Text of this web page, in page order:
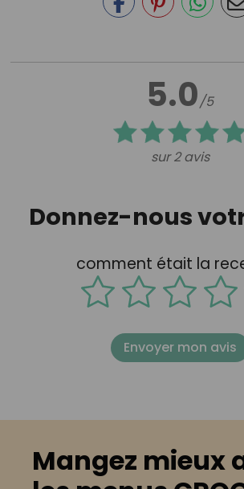
5.0/5
sur 2 avis
Donnez-nous
comment était la
Envoyer mon avis
Mangez mieux